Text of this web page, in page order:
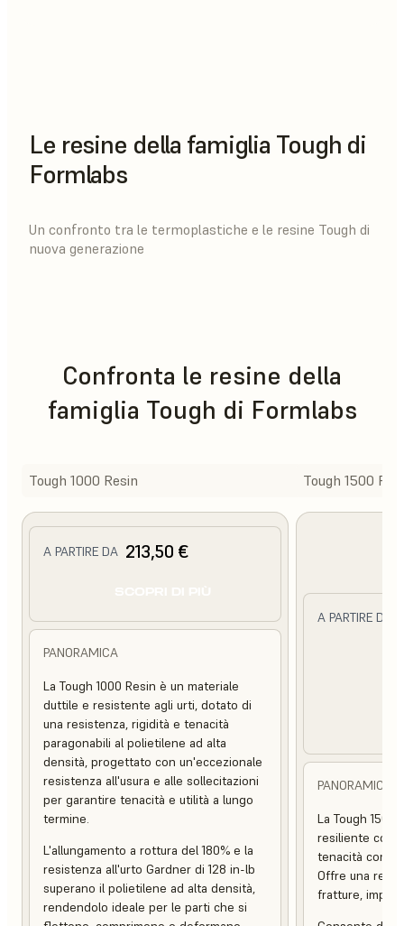
Le resine della famiglia Tough di
Formlabs
Un confronto tra le termoplastiche e le resine Tough di
nuova generazione
Confronta le resine della
famiglia Tough di Formlabs
Tough 1000 Resin Tough 1500
A PARTIRE DA 213,50 €
PANORAMICA
La Tough 1000 Resin è un materiale
duttile e resistente agli urti, dotato di
una resistenza, rigidità e tenacità
paragonabili al polietilene ad alta
densità, progettato con un'eccezionale
resistenza all'usura e alle sollecitazioni
per garantire tenacità e utilità a lungo
termine.
L'allungamento a rottura del 180% e la
resistenza all'urto Gardner di 128 in-lb
superano il polietilene ad alta densità,
rendendolo ideale per le parti che si
A PARTIRE DA
PANORAMICA
La Tough 1500
resiliente con
tenacità
Offre una
fratture,